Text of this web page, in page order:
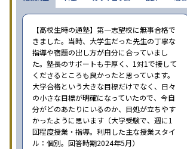
【高校生時の通塾】第一志望校に無事合格で
きました。当時、大学生だった先生の丁寧な
指導や宿題の出し方が自分に合っていまし
た。塾長のサポートも手厚く、1対1で接して
くださるところも良かったと思っています。
大学合格という大きな目標だけでなく、日々
の小さな目標が明確になっていたので、今自
分がどのあたりにいるのか、目処が立ちやす
かったように思います（大学受験で、週に1
回程度授業・指導。利用した主な授業スタイ
ル：個別。回答時期2024年5月）